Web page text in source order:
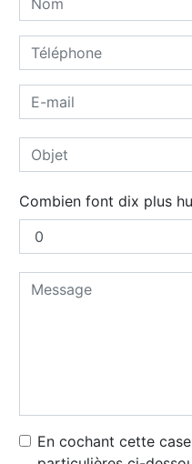
Combien font dix plus
En cochant cette